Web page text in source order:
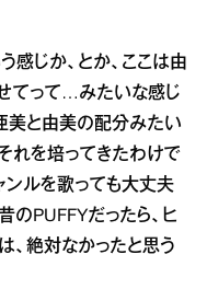
感じか、とか、ここは由
てって…みたいな感じ
美と由美の配分みたい
れを培ってきたわけで
ンルを歌っても大丈夫
のPUFFYだったら、ヒ
、絶対なかったと思う